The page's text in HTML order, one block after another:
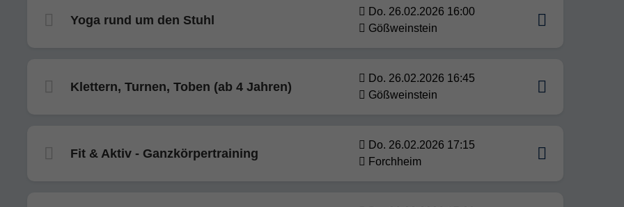
Yoga rund um den Stuhl
Do. 26.02.2026 16:00
Gößweinstein
Klettern, Turnen, Toben (ab 4 Jahren)
Do. 26.02.2026 16:45
Gößweinstein
Fit & Aktiv - Ganzkörpertraining
Do. 26.02.2026 17:15
Forchheim